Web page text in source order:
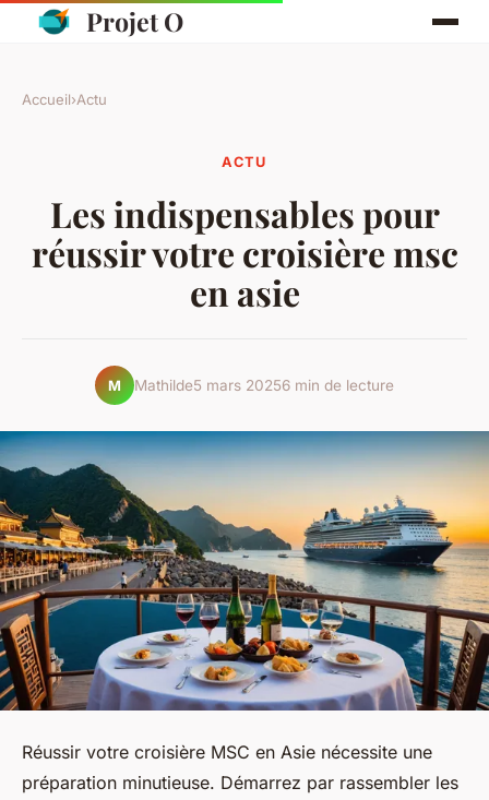
Projet O
Accueil›Actu
ACTU
Les indispensables pour
réussir votre croisière msc
en asie
M Mathilde5 mars 20256 min de lecture
Réussir votre croisière MSC en Asie nécessite une
préparation minutieuse. Démarrez par rassembler les